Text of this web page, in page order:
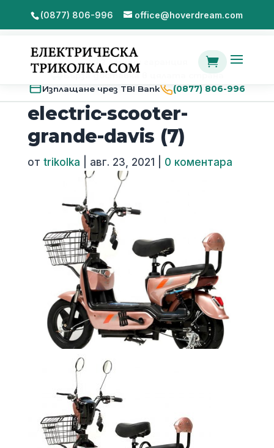
(0877) 806-996 office@hoverdream.com

2 години гаранция
Бърза доставка в цялата страна
Изплащане чрез TBI Bank
(0877) 806-996
electric-scooter-
grande-davis (7)
от trikolka авг. 23, 2021 0 коментара